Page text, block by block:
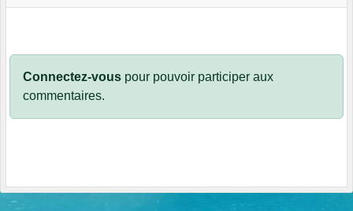
Connectez-vous pour pouvoir participer aux
commentaires.